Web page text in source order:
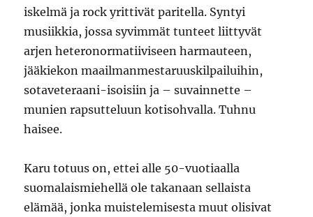
iskelmä ja rock yrittivät paritella. Syntyi
musiikkia, jossa syvimmät tunteet liittyvät
arjen heteronormatiiviseen harmauteen,
jääkiekon maailmanmestaruuskilpailuihin,
sotaveteraani-isoisiin ja – suvainnette –
munien rapsutteluun kotisohvalla. Tuhnu
haisee.
Karu totuus on, ettei alle 50-vuotiaalla
suomalaismiehellä ole takanaan sellaista
elämää, jonka muistelemisesta muut olisivat